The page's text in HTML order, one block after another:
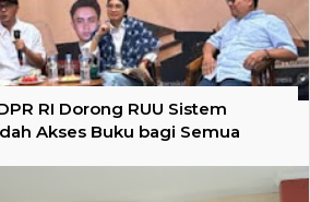
RI Dorong RUU Sistem
Akses Buku bagi Semua